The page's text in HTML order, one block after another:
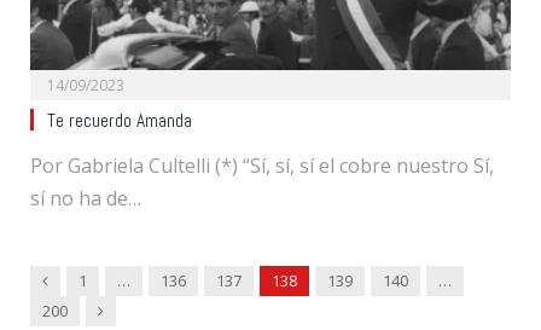
14/09/2023
Te recuerdo Amanda
Por Gabriela Cultelli (*) “Sí, sí, sí el cobre nuestro Sí,
sí no ha de…
Previous
1 … 136 137 138 139 140
…
200
Next